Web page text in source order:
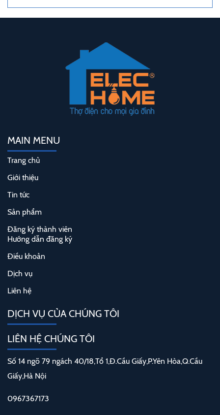
MAIN MENU
Trang chủ
Giới thiệu
Tin tức
Sản phẩm
Đăng ký thành viên
Hướng dẫn đăng ký
Điều khoản
Dịch vụ
Liên hệ
DỊCH VỤ CỦA CHÚNG TÔI
LIÊN HỆ CHÚNG TÔI
Số 14 ngõ 79 ngách 40/18,Tổ 1,Đ.Cầu Giấy,P.Yên Hòa,Q.Cầu
Giấy,Hà Nội
0967367173